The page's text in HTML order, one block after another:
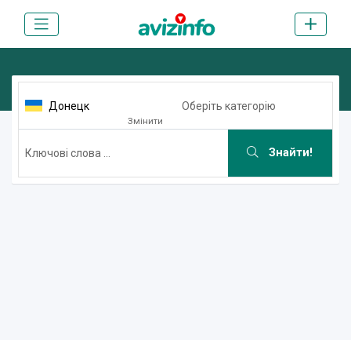
Донецк
Змінити
Оберіть категорію
Знайти!